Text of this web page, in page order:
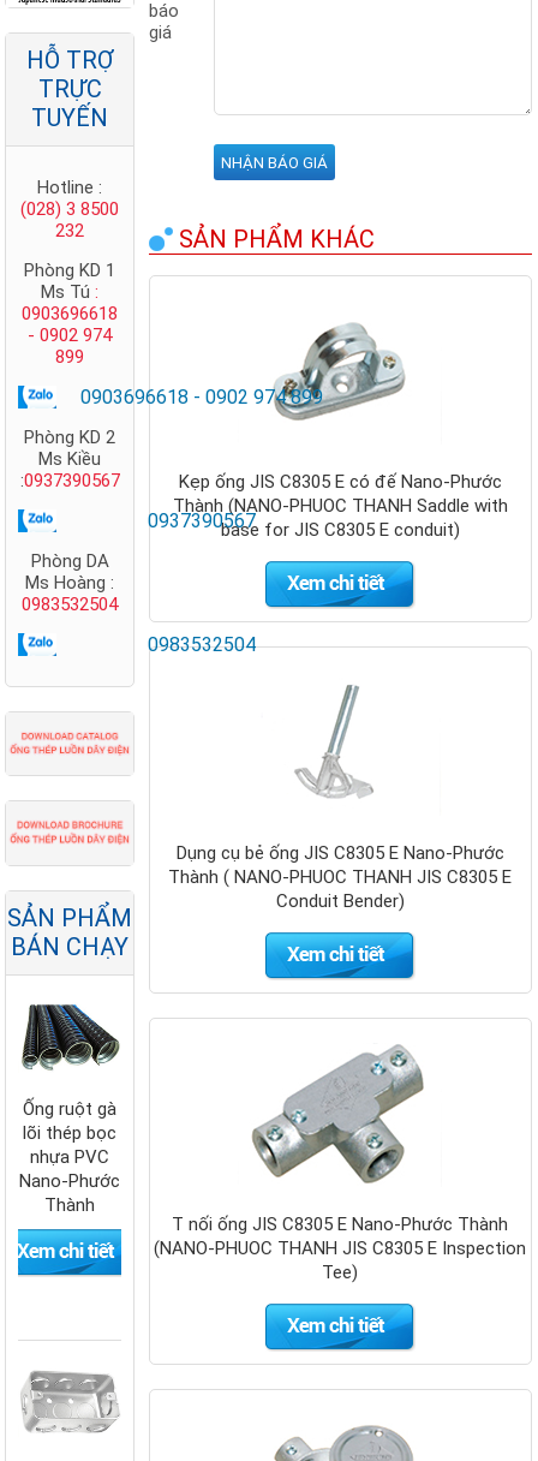
báo
giá
SẢN PHẨM KHÁC
Kẹp ống JIS C8305 E có đế Nano-Phước
Thành (NANO-PHUOC THANH Saddle with
base for JIS C8305 E conduit)
Dụng cụ bẻ ống JIS C8305 E Nano-Phước
Thành ( NANO-PHUOC THANH JIS C8305 E
Conduit Bender)
T nối ống JIS C8305 E Nano-Phước Thành
(NANO-PHUOC THANH JIS C8305 E Inspection
Tee)
HỖ TRỢ
TRỰC
TUYẾN
Hotline :
(028) 3 8500
232
Phòng KD 1
Ms Tú:
0903696618
- 0902 974
899
0903696618 - 0902 974 899
Phòng KD 2
Ms Kiều
:0937390567
0937390567
Phòng DA
Ms Hoàng :
0983532504
0983532504
SẢN PHẨM
BÁN CHẠY
Cọc tiếp địa
mạ đồng
Nano Phước
Thành
kẽm Nano-
Phước
Thành - Ty
ren mạ kẽm
Thang cáp
Ống ruột gà
lõi thép bọc
nhựa PVC
Nano-Phước
Thành